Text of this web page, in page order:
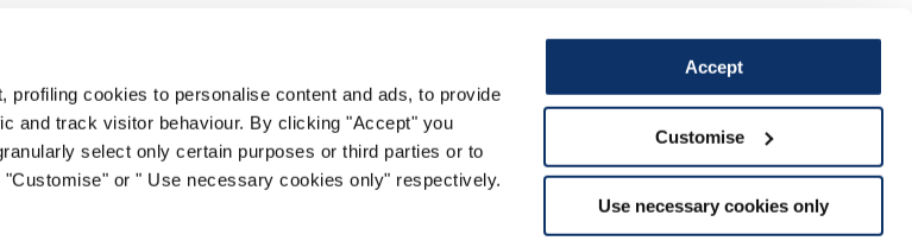
profiling cookies to personalise content and ads, to provide
and track visitor behaviour. By clicking "Accept" you
select only certain purposes or third parties or to
or " Use necessary cookies only" respectively.
Accept
Customise
Use necessary cookies only
Rückgabe veranlassen
Cookies Twitter
Spotify